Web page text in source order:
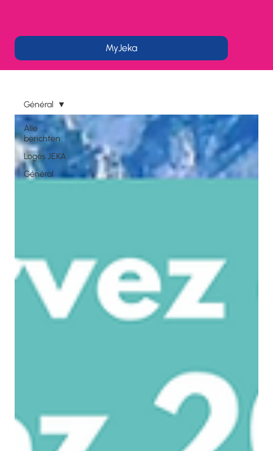
MyJeka
Alle
berichten
Loges JEKA
Général
Général